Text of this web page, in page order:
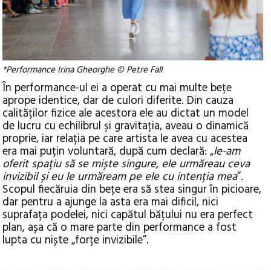
*Performance Irina Gheorghe © Petre Fall
În performance-ul ei a operat cu mai multe bețe
aprope identice, dar de culori diferite. Din cauza
calităților fizice ale acestora ele au dictat un model
de lucru cu echilibrul și gravitația, aveau o dinamică
proprie, iar relația pe care artista le avea cu acestea
era mai puțin voluntară, după cum declară: „le-am
oferit spațiu să se miște singure, ele urmăreau ceva
invizibil și eu le urmăream pe ele cu intenția mea”.
Scopul fiecăruia din bețe era să stea singur în picioare,
dar pentru a ajunge la asta era mai dificil, nici
suprafața podelei, nici capătul bățului nu era perfect
plan, așa că o mare parte din performance a fost
lupta cu niște „forțe invizibile”.